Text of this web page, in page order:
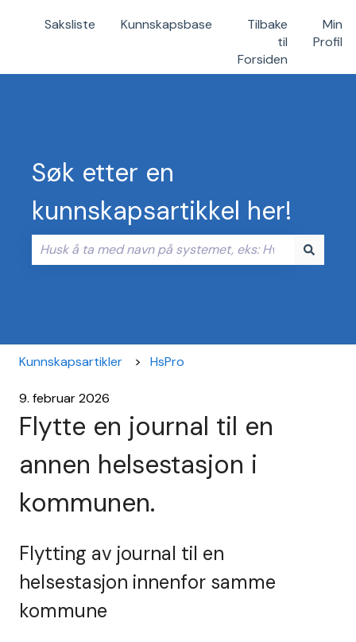
Saksliste Kunnskapsbase
Tilbake
til
Forsiden
Min
Profil
Søk etter en
kunnskapsartikkel her!
Kunnskapsartikler HsPro
9. februar 2026
Flytte en journal til en
annen helsestasjon i
kommunen.
Flytting av journal til en
helsestasjon innenfor samme
kommune